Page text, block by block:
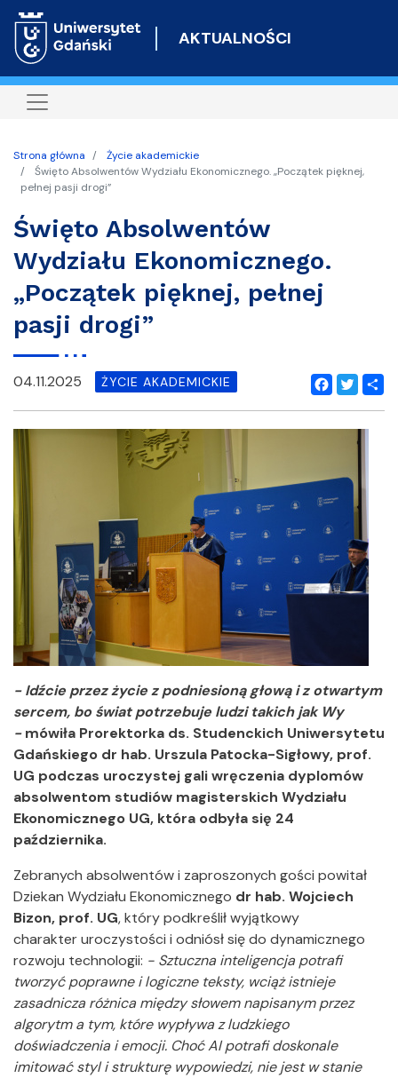
do
AKTUALNOŚCI
Strona główna
Życie akademickie
Święto Absolwentów Wydziału Ekonomicznego. „Początek pięknej,
pełnej pasji drogi”
Święto Absolwentów
Wydziału Ekonomicznego.
„Początek pięknej, pełnej
pasji drogi”
Facebook
Twitter
04.11.2025 ŻYCIE AKADEMICKIE
- Idźcie przez życie z podniesioną głową i z otwartym
sercem, bo świat potrzebuje ludzi takich jak Wy
-mówiła Prorektorka ds. Studenckich Uniwersytetu
Gdańskiego dr hab. Urszula Patocka-Sigłowy, prof.
UG podczas uroczystej gali wręczenia dyplomów
absolwentom studiów magisterskich Wydziału
Ekonomicznego UG, która odbyła się 24
października.
Zebranych absolwentów i zaproszonych gości powitał
Dziekan Wydziału Ekonomicznego dr hab. Wojciech
Bizon, prof. UG, który podkreślił wyjątkowy
charakter uroczystości i odniósł się do dynamicznego
rozwoju technologii: - Sztuczna inteligencja potrafi
tworzyć poprawne i logiczne teksty, wciąż istnieje
zasadnicza różnica między słowem napisanym przez
algorytm a tym, które wypływa z ludzkiego
doświadczenia i emocji. Choć AI potrafi doskonale
imitować styl i strukturę wypowiedzi, nie jest w stanie